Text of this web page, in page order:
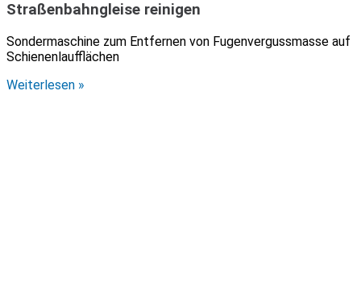
Straßenbahngleise reinigen
Sondermaschine zum Entfernen von Fugenvergussmasse auf
Schienenlaufflächen
Weiterlesen »